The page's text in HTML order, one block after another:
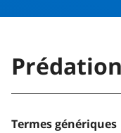
Termes génériques